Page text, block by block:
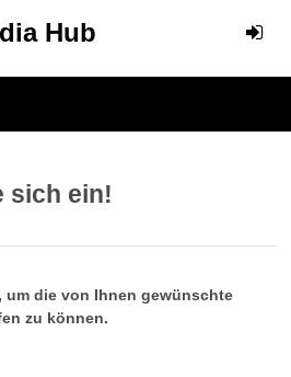
Hub
sich ein!
die von Ihnen gewünschte
zu können.